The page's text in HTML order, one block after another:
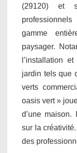
(29120) et
gamme
paysager.
l’installation
jardin tels que
verts
oasis vert »
d’une maison.
sur la
des